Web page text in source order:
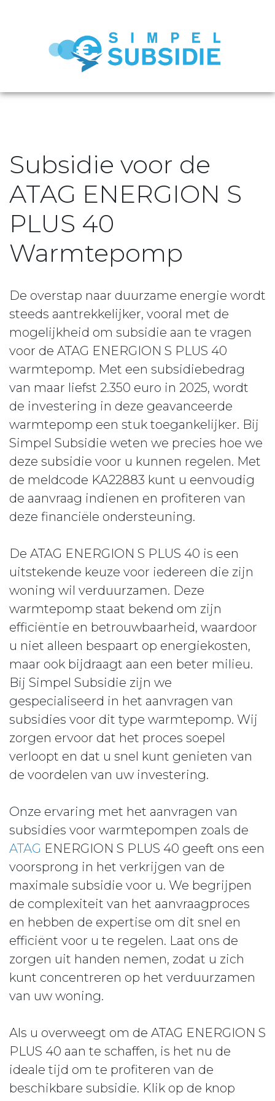
Subsidie voor de
ATAG ENERGION S
PLUS 40
Warmtepomp
De overstap naar duurzame energie wordt
steeds aantrekkelijker, vooral met de
mogelijkheid om subsidie aan te vragen
voor de ATAG ENERGION S PLUS 40
warmtepomp. Met een subsidiebedrag
van maar liefst 2.350 euro in 2025, wordt
de investering in deze geavanceerde
warmtepomp een stuk toegankelijker. Bij
Simpel Subsidie weten we precies hoe we
deze subsidie voor u kunnen regelen. Met
de meldcode KA22883 kunt u eenvoudig
de aanvraag indienen en profiteren van
deze financiële ondersteuning.
De ATAG ENERGION S PLUS 40 is een
uitstekende keuze voor iedereen die zijn
woning wil verduurzamen. Deze
warmtepomp staat bekend om zijn
efficiëntie en betrouwbaarheid, waardoor
u niet alleen bespaart op energiekosten,
maar ook bijdraagt aan een beter milieu.
Bij Simpel Subsidie zijn we
gespecialiseerd in het aanvragen van
subsidies voor dit type warmtepomp. Wij
zorgen ervoor dat het proces soepel
verloopt en dat u snel kunt genieten van
de voordelen van uw investering.
Onze ervaring met het aanvragen van
subsidies voor warmtepompen zoals de
ATAG ENERGION S PLUS 40 geeft ons een
voorsprong in het verkrijgen van de
maximale subsidie voor u. We begrijpen
de complexiteit van het aanvraagproces
en hebben de expertise om dit snel en
efficiënt voor u te regelen. Laat ons de
zorgen uit handen nemen, zodat u zich
kunt concentreren op het verduurzamen
van uw woning.
Als u overweegt om de ATAG ENERGION S
PLUS 40 aan te schaffen, is het nu de
ideale tijd om te profiteren van de
beschikbare subsidie. Klik op de knop